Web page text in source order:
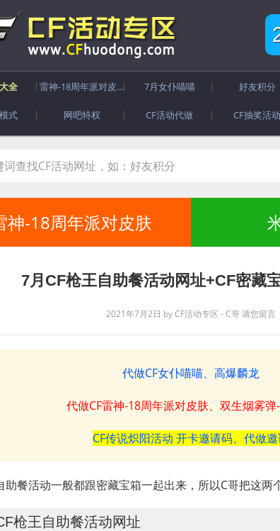
全 雷神-18周年派对皮肤 7月女仆喵喵 好友积分
式 网吧特权 CF活动代做 CF抽奖活动
神-18周年派对皮肤
7月CF枪王自助餐活动网址+CF密藏
2021年7月2日 byCF活动专区 - C哥 请您留言
代做CF女仆喵喵、高爆麟龙
代做CF雷神-18周年派对皮肤、双生烟雾弹
CF传说炽阳活动 开卡邀请码、代做
助餐活动一般都跟密藏宝箱一起出来，所以C哥把这两
枪王自助餐活动网址